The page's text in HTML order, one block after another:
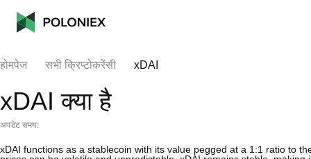
होमपेज सभी क्रिप्टोकरेंसी xDAI
xDAI क्या है
अपडेट समय:
xDAI functions as a stablecoin with its value pegged at a 1:1 ratio to